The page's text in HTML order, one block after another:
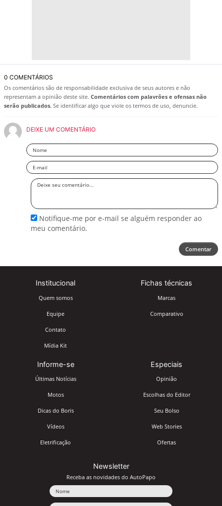
0 COMENTÁRIOS
Os comentários são de responsabilidade exclusiva de seus autores e não
representam a opinião deste site. Comentários com palavrões e ofensas não
serão publicados. Se identificar algo que viole os termos de uso, denuncie.
DEIXE UM COMENTÁRIO
Nome
Email
Deixe
Notifique-me por e-mail se alguém responder ao
meu comentário.
Comentar
Institucional
Quem somos
Equipe
Contato
Mídia Kit
Fichas técnicas
Marcas
Comparativo
Informe-se
Últimas Notícias
Motos
Dicas do Boris
Vídeos
Eletrificação
Especiais
Opinião
Escolhas do Editor
Seu Bolso
Web Stories
Ofertas
Newsletter
Receba as novidades do AutoPapo